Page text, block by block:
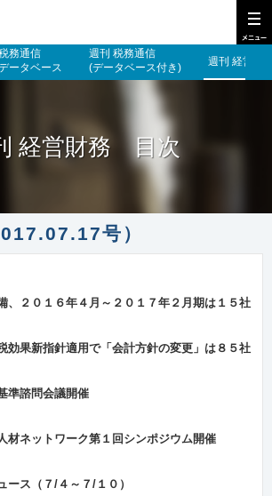
務通信
ータベース
週刊 税務通信
(データベース付き)
週刊 経営財
経営財務 目次
号）
、２０１６年４月～２０１７年２月期は１５社
果新指針適用で「会計方針の変更」は８５社
準諮問会議開催
ネットワーク第１回シンポジウム開催
ース（７/４～７/１０）